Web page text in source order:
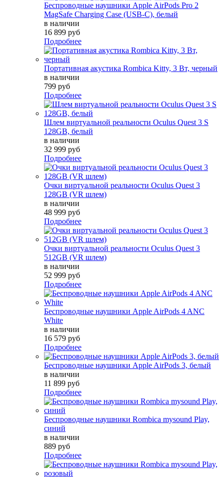
Беспроводные наушники Apple AirPods Pro 2
MagSafe Charging Case (USB-C), белый
в наличии
16 899 руб
Подробнее
Портативная акустика Rombica Kitty, 3 Вт, черный
в наличии
799 руб
Подробнее
Шлем виртуальной реальности Oculus Quest 3 S
128GB, белый
в наличии
32 999 руб
Подробнее
Очки виртуальной реальности Oculus Quest 3
128GB (VR шлем)
в наличии
48 999 руб
Подробнее
Очки виртуальной реальности Oculus Quest 3
512GB (VR шлем)
в наличии
52 999 руб
Подробнее
Беспроводные наушники Apple AirPods 4 ANC
White
в наличии
16 579 руб
Подробнее
Беспроводные наушники Apple AirPods 3, белый
в наличии
11 899 руб
Подробнее
Беспроводные наушники Rombica mysound Play,
синий
в наличии
889 руб
Подробнее